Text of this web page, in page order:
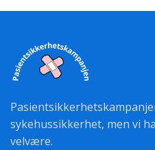
sykehussikkerhet, men vi
velvære.